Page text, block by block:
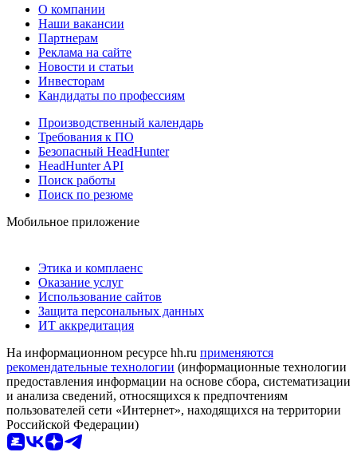
О компании
Наши вакансии
Партнерам
Реклама на сайте
Новости и статьи
Инвесторам
Кандидаты по профессиям
Производственный календарь
Требования к ПО
Безопасный HeadHunter
HeadHunter API
Поиск работы
Поиск по резюме
Мобильное приложение
Этика и комплаенс
Оказание услуг
Использование сайтов
Защита персональных данных
ИТ аккредитация
На информационном ресурсе hh.ru применяются
рекомендательные технологии (информационные технологии
предоставления информации на основе сбора, систематизации
и анализа сведений, относящихся к предпочтениям
пользователей сети «Интернет», находящихся на территории
Российской Федерации)